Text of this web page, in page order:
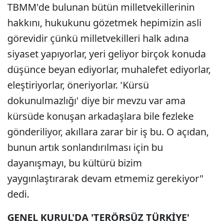
TBMM'de bulunan bütün milletvekillerinin
hakkını, hukukunu gözetmek hepimizin asli
görevidir çünkü milletvekilleri halk adına
siyaset yapıyorlar, yeri geliyor birçok konuda
düşünce beyan ediyorlar, muhalefet ediyorlar,
eleştiriyorlar, öneriyorlar. 'Kürsü
dokunulmazlığı' diye bir mevzu var ama
kürsüde konuşan arkadaşlara bile fezleke
gönderiliyor, akıllara zarar bir iş bu. O açıdan,
bunun artık sonlandırılması için bu
dayanışmayı, bu kültürü bizim
yaygınlaştırarak devam etmemiz gerekiyor"
dedi.
GENEL KURUL'DA 'TERÖRSÜZ TÜRKİYE'